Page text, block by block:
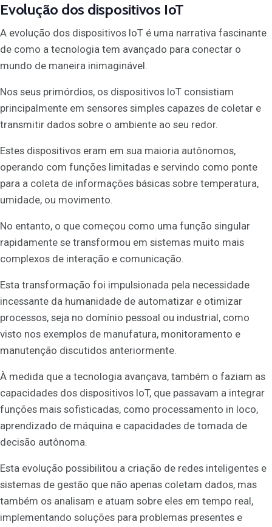
Evolução dos dispositivos IoT
A evolução dos dispositivos IoT é uma narrativa fascinante
de como a tecnologia tem avançado para conectar o
mundo de maneira inimaginável.
Nos seus primórdios, os dispositivos IoT consistiam
principalmente em sensores simples capazes de coletar e
transmitir dados sobre o ambiente ao seu redor.
Estes dispositivos eram em sua maioria autônomos,
operando com funções limitadas e servindo como ponte
para a coleta de informações básicas sobre temperatura,
umidade, ou movimento.
No entanto, o que começou como uma função singular
rapidamente se transformou em sistemas muito mais
complexos de interação e comunicação.
Esta transformação foi impulsionada pela necessidade
incessante da humanidade de automatizar e otimizar
processos, seja no domínio pessoal ou industrial, como
visto nos exemplos de manufatura, monitoramento e
manutenção discutidos anteriormente.
À medida que a tecnologia avançava, também o faziam as
capacidades dos dispositivos IoT, que passavam a integrar
funções mais sofisticadas, como processamento in loco,
aprendizado de máquina e capacidades de tomada de
decisão autônoma.
Esta evolução possibilitou a criação de redes inteligentes e
sistemas de gestão que não apenas coletam dados, mas
também os analisam e atuam sobre eles em tempo real,
implementando soluções para problemas presentes e